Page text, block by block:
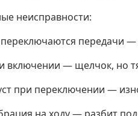
неисправности:
передачи —
включении — щелчок, но
при переключении —